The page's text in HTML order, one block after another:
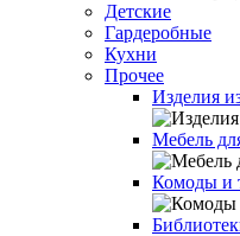
Детские
Гардеробные
Кухни
Прочее
Изделия
Мебель
Комоды и